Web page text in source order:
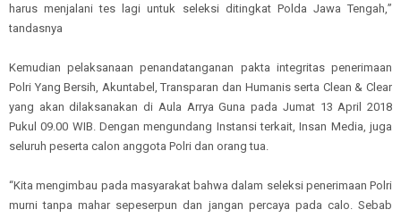
harus menjalani tes lagi untuk seleksi ditingkat Polda Jawa Tengah ”
tandasnya
Kemudian pelaksanaan penandatanganan pakta integritas penerimaan
Polri Yang Bersih, Akuntabel, Transparan dan Humanis serta Clean & Clear
yang akan dilaksanakan di Aula Arrya Gunapada Jumat 13 April 2018
Pukul 09.00 WIB. Dengan mengundang Instansi terkait, Insan Media, juga
seluruh peserta calon anggota Polri dan orang tua.
“Kita mengimbau pada masyarakat bahwa dalam seleksi penerimaan Polri
murni tanpa mahar sepeserpun dan jangan percaya pada calo. Sebab